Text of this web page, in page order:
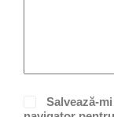
Salvează-